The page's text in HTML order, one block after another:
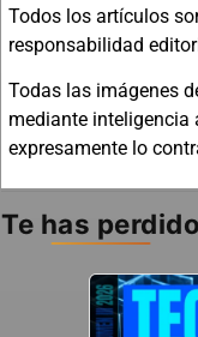
Todos los artículos
responsabilidad
Todas las imágenes
mediante inteligencia
expresamente lo
Te has perdido